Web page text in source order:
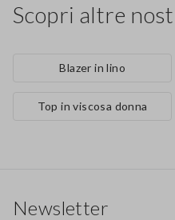
Scopri altre
Blazer in lino
Top in viscosa donna
Newsletter